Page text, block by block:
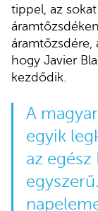
tippel, az
áramtőzsdére,
hogy Javier
kezdődik.
A
egyik
az